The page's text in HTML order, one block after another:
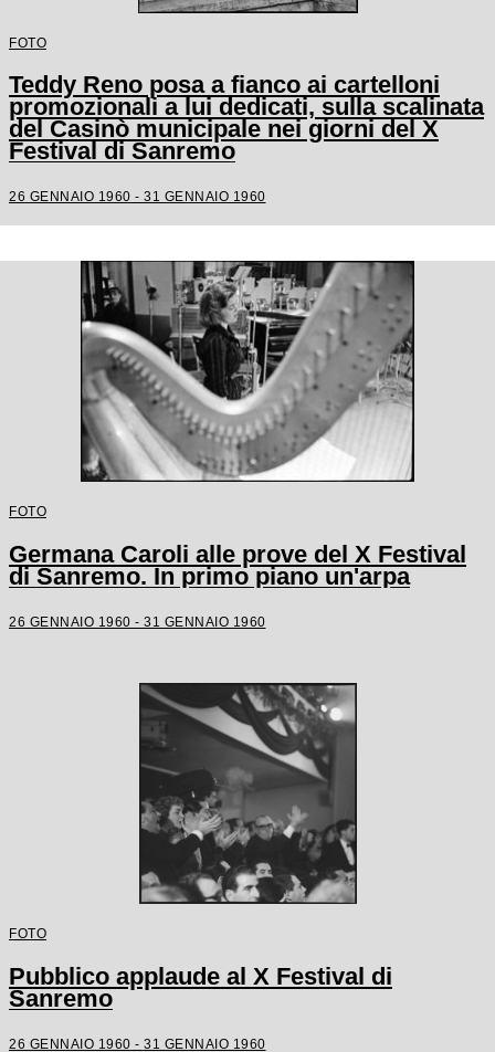
FOTO
Teddy Reno posa a fianco ai cartelloni
promozionali a lui dedicati, sulla scalinata
del Casinò municipale nei giorni del X
Festival di Sanremo
26 GENNAIO 1960 - 31 GENNAIO 1960
FOTO
Germana Caroli alle prove del X Festival
di Sanremo. In primo piano un'arpa
26 GENNAIO 1960 - 31 GENNAIO 1960
FOTO
Pubblico applaude al X Festival di
Sanremo
26 GENNAIO 1960 - 31 GENNAIO 1960